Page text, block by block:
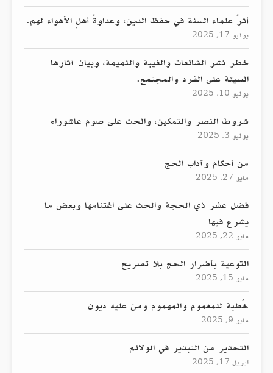
أثرُ علماء السنة في حفظ الدين، وعداوةُ أهلِ الأهواء لهم.
يوليو 17, 2025
خطر نشر الشائعات والغيبة والنميمة، وبيان آثارها
السيئة على الفرد والمجتمع.
يوليو 10, 2025
شروط النصر والتمكين، والحث على صوم عاشوراء
يوليو 3, 2025
من أحكام وآداب الحج
مايو 27, 2025
فضل عشر ذي الحجة والحث على اغتنامها وبعض ما
يشرع فيها
مايو 22, 2025
التوعية بأضرار الحج بلا تصريح
مايو 15, 2025
خُطبة للمغموم والمهموم ومن عليه ديون
مايو 9, 2025
التحذير من التبذير في الولائم
أبريل 17, 2025